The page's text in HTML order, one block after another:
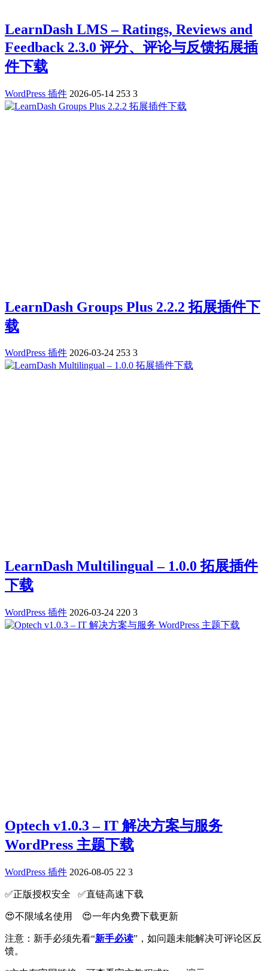
LearnDash LMS – Ratings, Reviews and
Feedback 2.3.0 评分、评论与反馈拓展插
件下载
WordPress 插件 2026-05-14 253 3
LearnDash Groups Plus 2.2.2 拓展插件下
载
WordPress 插件 2026-03-24 253 3
LearnDash Multilingual – 1.0.0 拓展插件
下载
WordPress 插件 2026-03-24 220 3
Optech v1.0.3 – IT 解决方案与服务
WordPress 主题下载
WordPress 插件 2026-08-05 22 3
✅️正版授权安全 ✅️直链高速下载
😍不限域名使用 😍一年内免费下载更新
注意：新手必须先看“新手必读”，如问题未能解决可评论区反
馈。